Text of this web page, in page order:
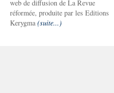
web de diffusion de La Revue
réformée, produite par les Editions
Kerygma (suite...)